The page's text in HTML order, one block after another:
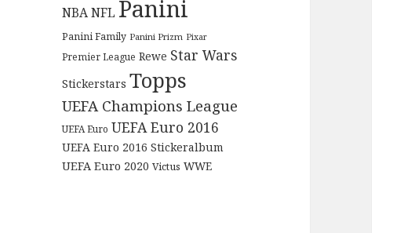
NBANFL Panini
Panini Family Panini Prizm Pixar
Premier League Rewe Star Wars
Stickerstars Topps
UEFA Champions League
UEFA Euro UEFA Euro 2016
UEFA Euro 2016 Stickeralbum
UEFA Euro 2020 Victus WWE